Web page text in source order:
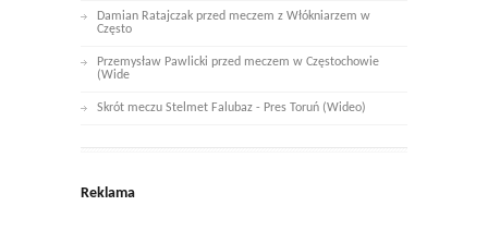
Damian Ratajczak przed meczem z Włókniarzem w
Często
Przemysław Pawlicki przed meczem w Częstochowie
(Wide
Skrót meczu Stelmet Falubaz - Pres Toruń (Wideo)
Reklama